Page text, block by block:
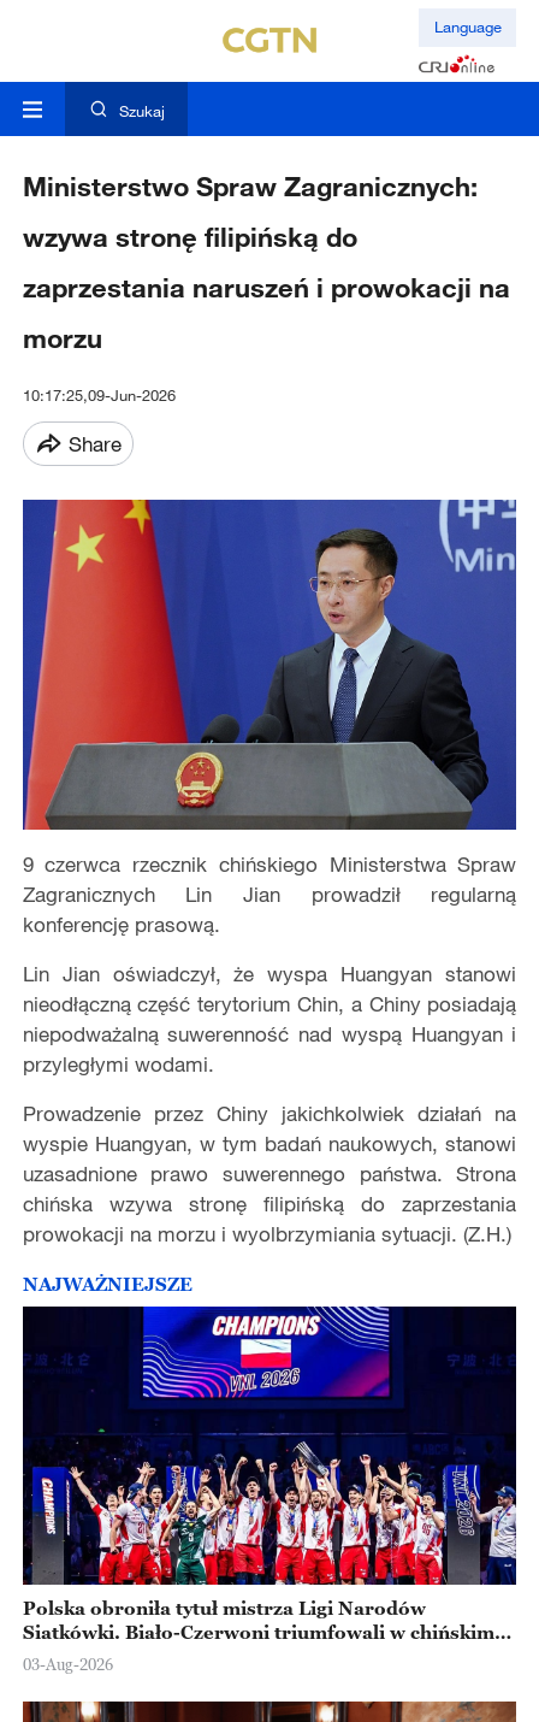
Language
Szukaj
Ministerstwo Spraw Zagranicznych:
wzywa stronę filipińską do
zaprzestania naruszeń i prowokacji na
morzu
10:17:25,09-Jun-2026
Share
9 czerwca rzecznik chińskiego Ministerstwa Spraw
Zagranicznych Lin Jian prowadził regularną
konferencję prasową.
Lin Jian oświadczył, że wyspa Huangyan stanowi
nieodłączną część terytorium Chin, a Chiny posiadają
niepodważalną suwerenność nad wyspą Huangyan i
przyległymi wodami.
Prowadzenie przez Chiny jakichkolwiek działań na
wyspie Huangyan, w tym badań naukowych, stanowi
uzasadnione prawo suwerennego państwa. Strona
chińska wzywa stronę filipińską do zaprzestania
prowokacji na morzu i wyolbrzymiania sytuacji. (Z.H.)
NAJWAŻNIEJSZE
Polska obroniła tytuł mistrza Ligi Narodów
Siatkówki. Biało-Czerwoni triumfowali w chińskim
Ningbo
03-Aug-2026